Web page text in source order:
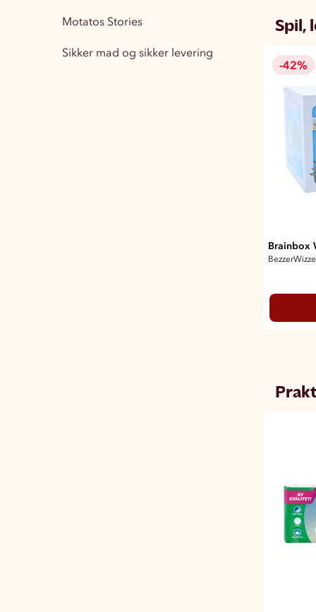
Boligindretning
Træningstøj Herre
Motatos Stories
Sikker mad og sikker levering
Spil,
-42%
Brainbox